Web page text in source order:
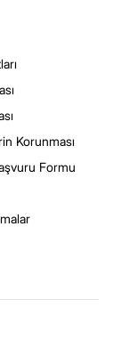
Korunması
Formu